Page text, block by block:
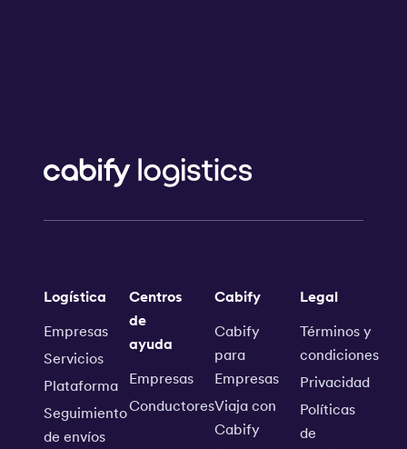
Logística
Empresas
Servicios
Plataforma
Seguimiento
de envíos
Centros
de
ayuda
Empresas
Conductores
Cabify
Cabify
para
Empresas
Viaja con
Cabify
Legal
Términos y
condiciones
Privacidad
Políticas
de